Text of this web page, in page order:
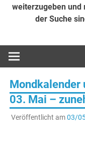
weiterzugeben und
der Suche
Mondkalender
03. Mai –
Veröffentlicht am03/